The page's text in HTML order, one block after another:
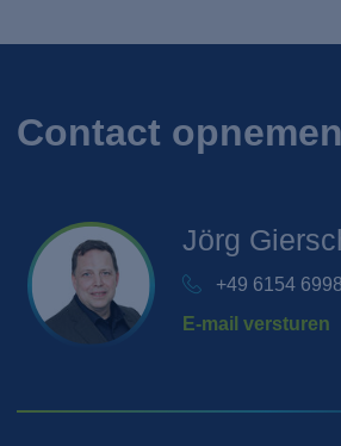
Contact opnemen
Jörg
+49 6154
E-mail versturen